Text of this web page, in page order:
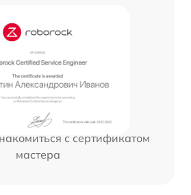
с сертификатом
мастера